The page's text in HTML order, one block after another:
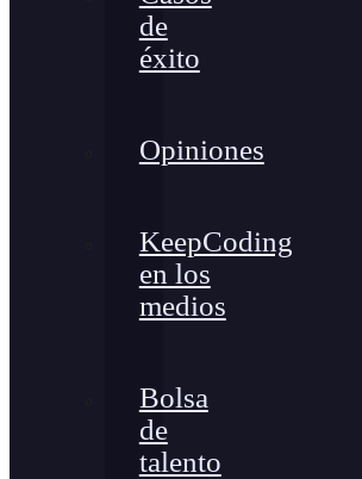
de
éxito
Opiniones
KeepCoding
en los
medios
Bolsa
de
talento